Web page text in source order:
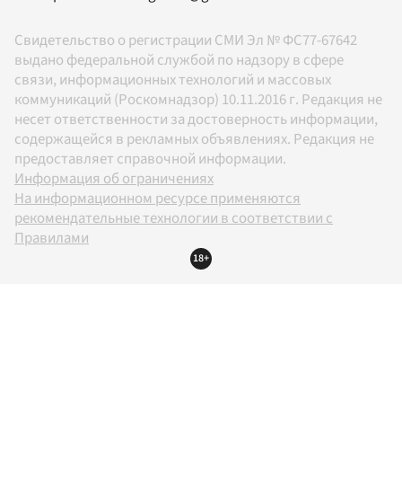
Свидетельство о регистрации СМИ Эл № ФС77-67642
выдано федеральной службой по надзору в сфере
связи, информационных технологий и массовых
коммуникаций (Роскомнадзор) 10.11.2016 г. Редакция не
несет ответственности за достоверность информации,
содержащейся в рекламных объявлениях. Редакция не
предоставляет справочной информации.
Информация об ограничениях
На информационном ресурсе применяются
рекомендательные технологии в соответствии с
Правилами
18+